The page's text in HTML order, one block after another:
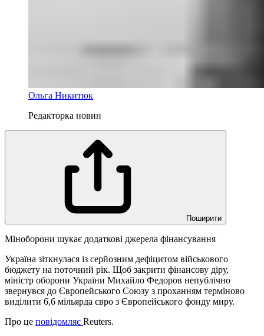
Ольга Никитюк
Редакторка новин
Поширити
Міноборони шукає додаткові джерела фінансування
Україна зіткнулася із серйозним дефіцитом військового
бюджету на поточний рік. Щоб закрити фінансову діру,
міністр оборони України Михайло Федоров непублічно
звернувся до Європейського Союзу з проханням терміново
виділити 6,6 мільярда євро з Європейського фонду миру.
Про це повідомляє Reuters.